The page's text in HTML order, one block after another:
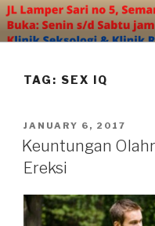
Skip
to
content
TAG: SEX IQ
POSTED
ON
JANUARY 6, 2017
Keuntungan
Ereksi